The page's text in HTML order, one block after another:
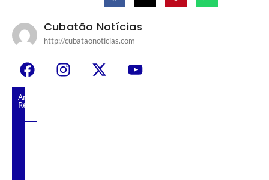
Cubatão Notícias
http://cubataonoticias.com
Artigos
Relacionados